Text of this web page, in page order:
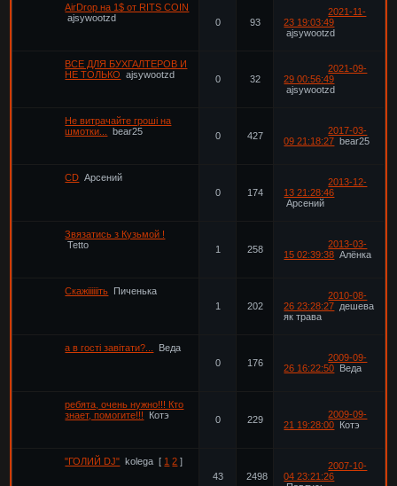
AirDrop на 1$ от RITS COIN
ajsywootzd
0 93
2021-11-
23 19:03:49
ajsywootzd
ВСЕ ДЛЯ БУХГАЛТЕРОВ И
НЕ ТОЛЬКО
ajsywootzd 0 32
2021-09-
29 00:56:49
ajsywootzd
Не витрачайте гроші на
шмотки...
bear25 0 427
2017-03-
09 21:18:27 bear25
CD Арсений
0
174
2013-12-
13 21:28:46
Арсений
Звязатись з Кузьмой !
Tetto
1 258
2013-03-
15 02:39:38 Алёнка
Скажііііііть Пиченька
1
202
2010-08-
26 23:28:27 дешева
як трава
а в гості завітати?...
Веда
0
176
2009-09-
26 16:22:50 Веда
ребята, очень нужно!!! Кто
знает, помогите!!!
Котэ 0 229
2009-09-
21 19:28:00 Котэ
"ГОЛИЙ DJ" kolega [ 1 2 ]
43
2498
2007-10-
04 23:21:26